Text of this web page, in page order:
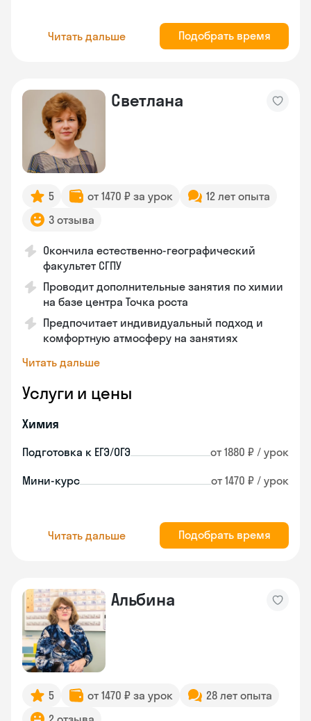
Читать дальше Подобрать время
Светлана
5 от 1470 ₽ за урок
12 лет опыта
3 отзыва
Окончила естественно-географический
факультет СГПУ
Проводит дополнительные занятия по химии
на базе центра Точка роста
Предпочитает индивидуальный подход и
комфортную атмосферу на занятиях
Читать дальше
Услуги и цены
Химия
Подготовка к ЕГЭ/ОГЭ от 1880 ₽ / урок
Мини-курс от 1470 ₽ / урок
Читать дальше Подобрать время
Альбина
5 от 1470 ₽ за урок
28 лет опыта